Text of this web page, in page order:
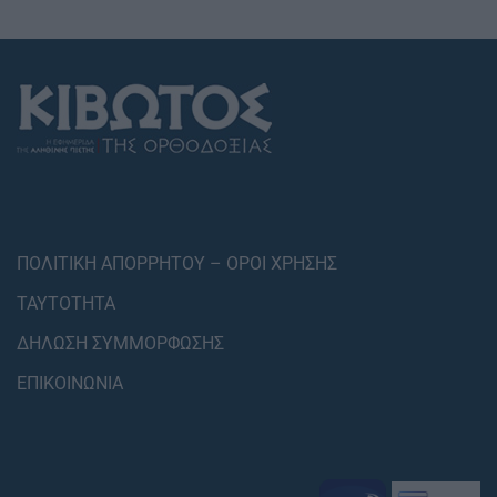
ΠΟΛΙΤΙΚΗ ΑΠΟΡΡΗΤΟΥ – ΟΡΟΙ ΧΡΗΣΗΣ
ΤΑΥΤΟΤΗΤΑ
ΔΗΛΩΣΗ ΣΥΜΜΟΡΦΩΣΗΣ
ΕΠΙΚΟΙΝΩΝΙΑ